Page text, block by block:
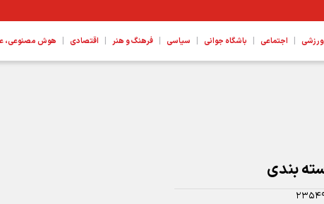
ورزشی | اجتماعی | باشگاه جوانی | سیاسی | فرهنگ و هنر | اقتصادی | هوش مصنوعی،
بندی